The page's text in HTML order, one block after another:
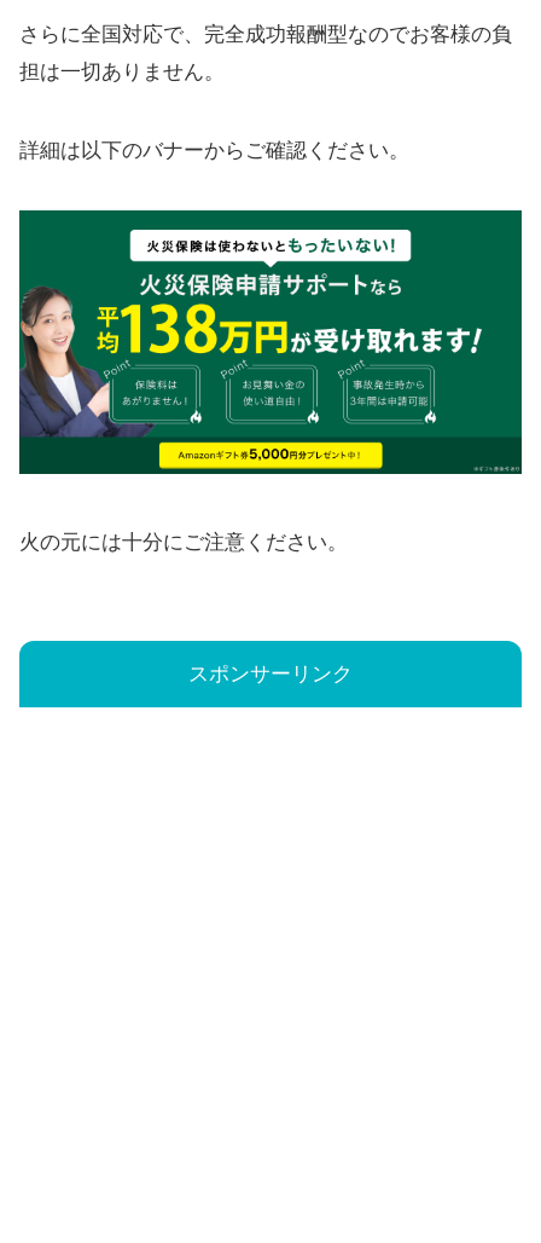
さらに全国対応で、完全成功報酬型なのでお客様の負
担は一切ありません。
詳細は以下のバナーからご確認ください。
火の元には十分にご注意ください。
スポンサーリンク